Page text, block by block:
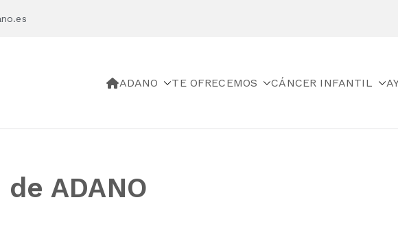
de Ayuda a Niños con Cáncer de Navarra
ADANO TE OFRECEMOS CÁNCER INFANTIL
ADANO